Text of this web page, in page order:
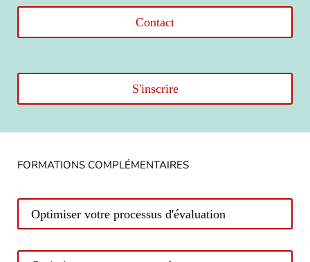
Contact
S'inscrire
FORMATIONS COMPLÉMENTAIRES
Optimiser votre processus d'évaluation